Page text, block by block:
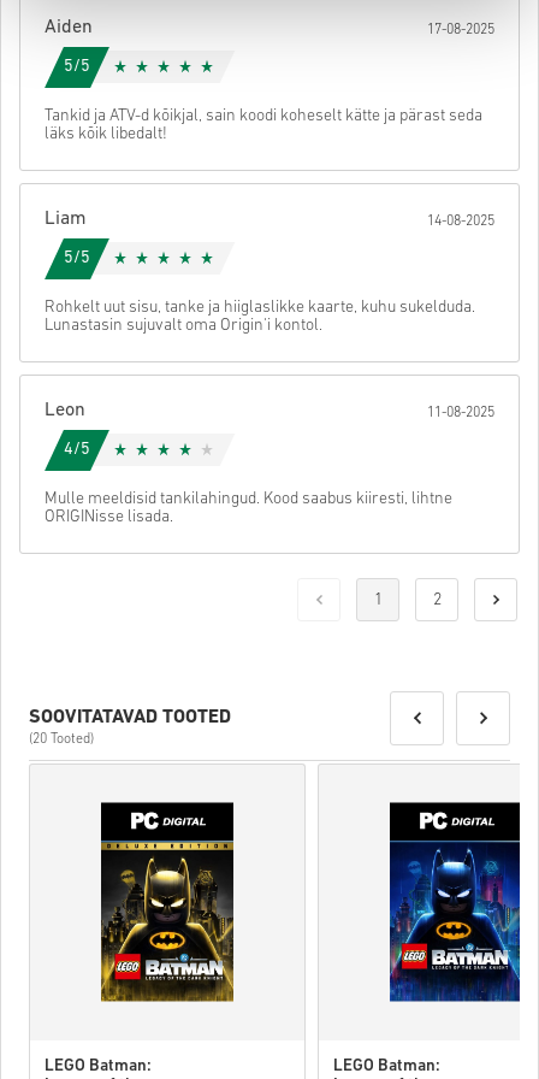
Aiden 17-08-2025
5/5
Tankid ja ATV-d kõikjal, sain koodi koheselt kätte ja pärast seda
läks kõik libedalt!
Liam 14-08-2025
5/5
Rohkelt uut sisu, tanke ja hiiglaslikke kaarte, kuhu sukelduda.
Lunastasin sujuvalt oma Origin'i kontol.
Leon 11-08-2025
4/5
Mulle meeldisid tankilahingud. Kood saabus kiiresti, lihtne
ORIGINisse lisada.
1 2
SOOVITATAVAD TOOTED
(20 Tooted)
LEGO Batman:
LEGO Batman: